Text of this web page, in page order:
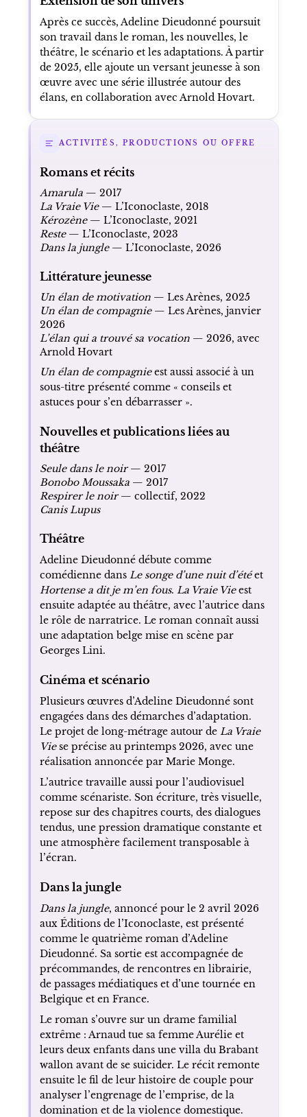
Après ce succès, Adeline Dieudonné poursuit
son travail dans le roman, les nouvelles, le
théâtre, le scénario et les adaptations. À partir
de 2025, elle ajoute un versant jeunesse à son
œuvre avec une série illustrée autour des
élans, en collaboration avec Arnold Hovart.
ACTIVITÉS, PRODUCTIONS OU OFFRE
Romans et récits
Amarula— 2017
La Vraie Vie— L’Iconoclaste, 2018
Kérozène— L’Iconoclaste, 2021
Reste— L’Iconoclaste, 2023
Dans la jungle— L’Iconoclaste, 2026
Littérature jeunesse
Un élan de motivation— Les Arènes, 2025
Un élan de compagnie— Les Arènes, janvier
2026
L’élan qui a trouvé sa vocation— 2026, avec
Arnold Hovart
Un élan de compagnieest aussi associé à un
sous-titre présenté comme « conseils et
astuces pour s’en débarrasser ».
Nouvelles et publications liées au
théâtre
Seule dans le noir— 2017
Bonobo Moussaka— 2017
Respirer le noir— collectif, 2022
Canis Lupus
Théâtre
Adeline Dieudonné débute comme
comédienne dans Le songe d’une nuit d’étéet
Hortense a dit je m’en fous. La Vraie Vieest
ensuite adaptée au théâtre, avec l’autrice dans
le rôle de narratrice. Le roman connaît aussi
une adaptation belge mise en scène par
Georges Lini.
Cinéma et scénario
Plusieurs œuvres d’Adeline Dieudonné sont
engagées dans des démarches d’adaptation.
Le projet de long-métrage autour de La Vraie
Viese précise au printemps 2026, avec une
réalisation annoncée par Marie Monge.
L’autrice travaille aussi pour l’audiovisuel
comme scénariste. Son écriture, très visuelle,
repose sur des chapitres courts, des dialogues
tendus, une pression dramatique constante et
une atmosphère facilement transposable à
l’écran.
Dans la jungle
Dans la jungle, annoncé pour le 2 avril 2026
aux Éditions de l’Iconoclaste, est présenté
comme le quatrième roman d’Adeline
Dieudonné. Sa sortie est accompagnée de
précommandes, de rencontres en librairie,
de passages médiatiques et d’une tournée en
Belgique et en France.
Le roman s’ouvre sur un drame familial
extrême : Arnaud tue sa femme Aurélie et
leurs deux enfants dans une villa du Brabant
wallon avant de se suicider. Le récit remonte
ensuite le fil de leur histoire de couple pour
analyser l’engrenage de l’emprise, de la
domination et de la violence domestique.